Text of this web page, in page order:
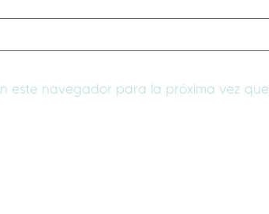
este navegador para la próxima vez que